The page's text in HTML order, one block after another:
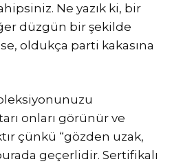
Ne yazık ki, bir
düzgün bir şekilde
oldukça parti kakasına
onları görünür ve
çünkü “gözden uzak,
geçerlidir. Sertifikalı